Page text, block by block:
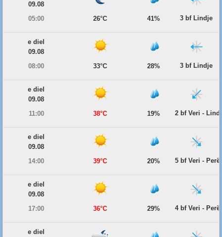
09.08
05:00
26°C 41% 3 bf Lindje
e diel
09.08
08:00
33°C 28% 3 bf Lindje
e diel
09.08
11:00
38°C 19% 2 bf Veri -
e diel
09.08
14:00
39°C 20% 5 bf Veri -
e diel
09.08
17:00
36°C 29% 4 bf Veri -
e diel